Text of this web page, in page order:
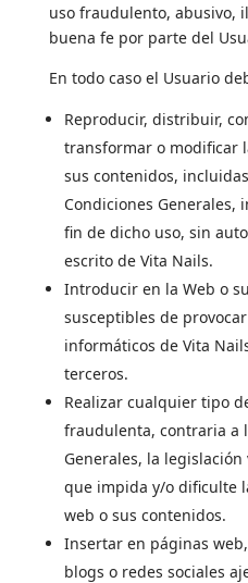
uso fraudulento, abusivo,
buena fe por parte del
En todo caso el Usuario
Reproducir, distribuir,
transformar o modificar
sus contenidos,
Condiciones
fin de dicho uso, sin
escrito de Vita Nails.
Introducir en la Web o
susceptibles de
informáticos de Vita
terceros.
Realizar cualquier tipo
fraudulenta, contraria a
Generales, la
que impida y/o dificulte
web o sus contenidos.
Insertar en páginas
blogs o redes sociales